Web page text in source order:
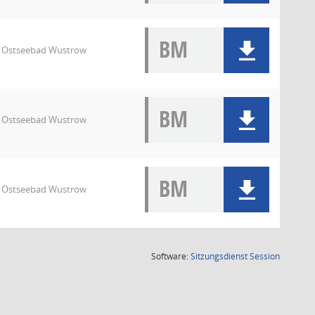
Wustrow BM
Wustrow BM
Wustrow BM
Software:SitzungsdienstSession(Wird in